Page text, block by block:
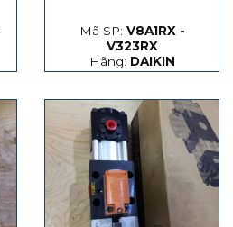
Mã SP: V8A1RX -
V323RX
Hãng: DAIKIN